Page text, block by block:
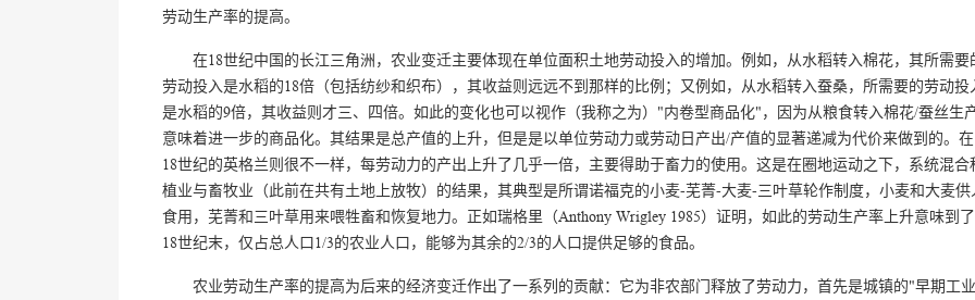
劳动生产率的提高。
在18世纪中国的长江三角洲，农业变迁主要体现在单位面积土地劳动投入的增加。例如，从水稻转入棉花，其所需要
劳动投入是水稻的18倍（包括纺纱和织布），其收益则远远不到那样的比例；又例如，从水稻转入蚕桑，所需要的劳动投
是水稻的9倍，其收益则才三、四倍。如此的变化也可以视作（我称之为）"内卷型商品化"，因为从粮食转入棉花/蚕丝生
意味着进一步的商品化。其结果是总产值的上升，但是是以单位劳动力或劳动日产出/产值的显著递减为代价来做到的。在
18世纪的英格兰则很不一样，每劳动力的产出上升了几乎一倍，主要得助于畜力的使用。这是在圈地运动之下，系统混合
植业与畜牧业（此前在共有土地上放牧）的结果，其典型是所谓诺福克的小麦-芜菁-大麦-三叶草轮作制度，小麦和大麦供
食用，芜菁和三叶草用来喂牲畜和恢复地力。正如瑞格里（Anthony Wrigley 1985）证明，如此的劳动生产率上升意味到了
18世纪末，仅占总人口1/3的农业人口，能够为其余的2/3的人口提供足够的食品。
农业劳动生产率的提高为后来的经济变迁作出了一系列的贡献：它为非农部门释放了劳动力，首先是城镇的"早期工业